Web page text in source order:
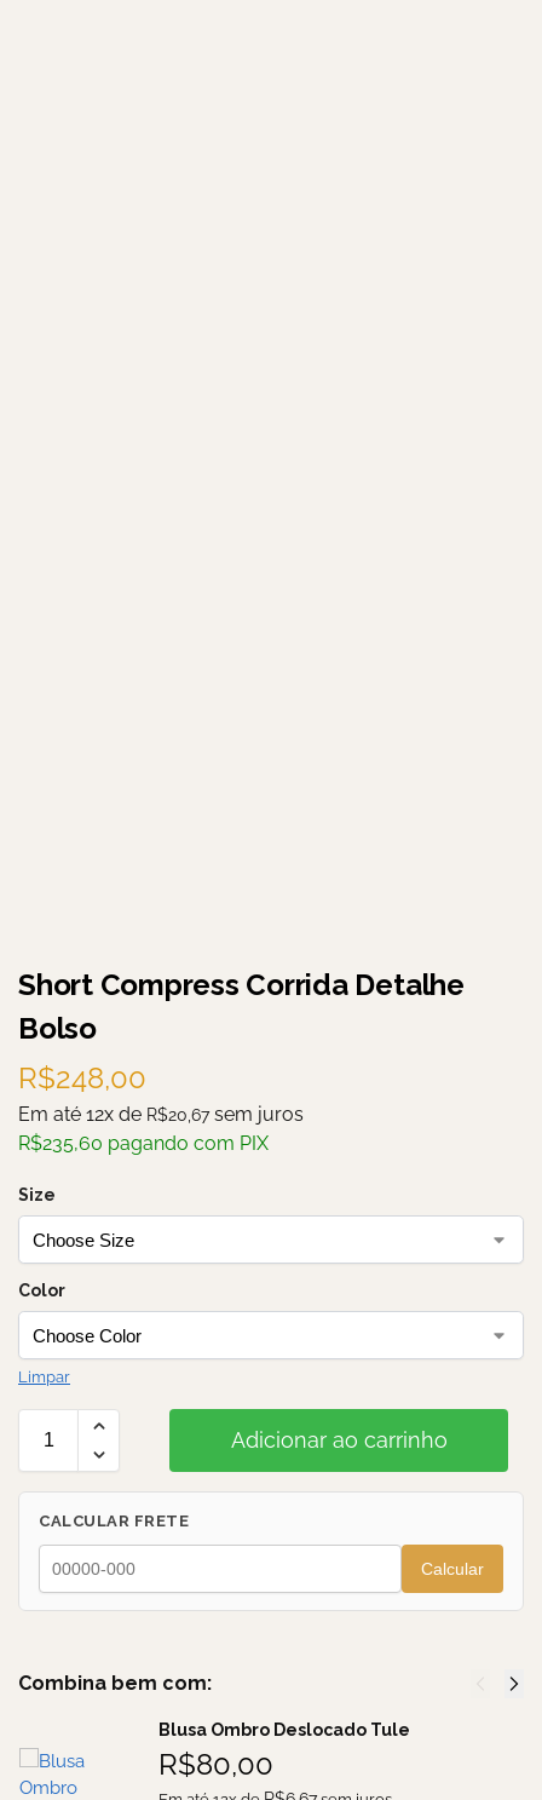
Short Compress Corrida Detalhe
Bolso
R$248,00
Em até 12x de R$20,67sem juros
R$235,60 pagando com PIX
Size
Color
Limpar
Adicionar ao carrinho
CALCULAR FRETE
Calcular
Combina bem com:
Blusa Ombro Deslocado Tule
R$80,00